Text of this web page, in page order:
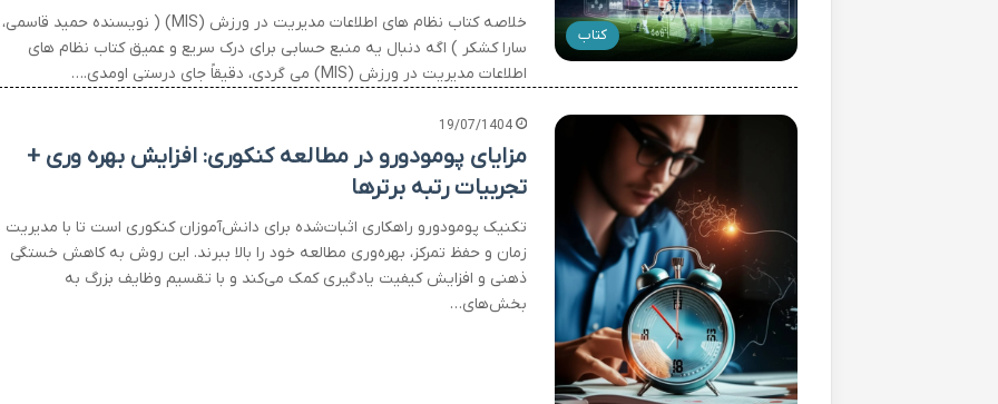
کتاب
خلاصه کتاب نظام های اطلاعات مدیریت در ورزش (MIS) ( نویسنده حمید قاسمی،
سارا کشکر ) اگه دنبال یه منبع حسابی برای درک سریع و عمیق کتاب نظام های
اطلاعات مدیریت در ورزش (MIS) می گردی، دقیقاً جای درستی اومدی.…
19/07/1404
مزایای پومودورو در مطالعه کنکوری: افزایش بهره وری +
تجربیات رتبه برترها
تکنیک پومودورو راهکاری اثبات‌شده برای دانش‌آموزان کنکوری است تا با مدیریت
زمان و حفظ تمرکز، بهره‌وری مطالعه خود را بالا ببرند. این روش به کاهش خستگی
ذهنی و افزایش کیفیت یادگیری کمک می‌کند و با تقسیم وظایف بزرگ به
بخش‌های…